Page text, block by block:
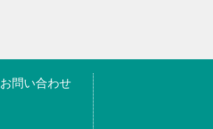
お問い合わせ